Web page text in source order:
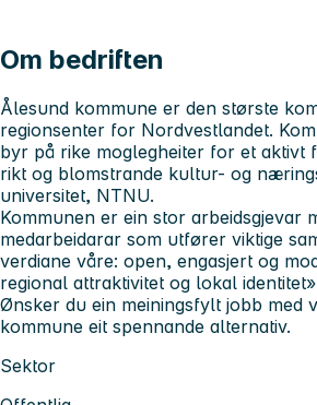
Om bedriften
Ålesund kommune er den største
regionsenter for Nordvestlandet.
byr på rike moglegheiter for et
rikt og blomstrande kultur- og
universitet, NTNU.
Kommunen er ein stor arbeidsgjevar
medarbeidarar som utfører viktige
verdiane våre: open, engasjert og
regional attraktivitet og lokal
Ønsker du ein meiningsfylt jobb med
kommune eit spennande alternativ.
Sektor